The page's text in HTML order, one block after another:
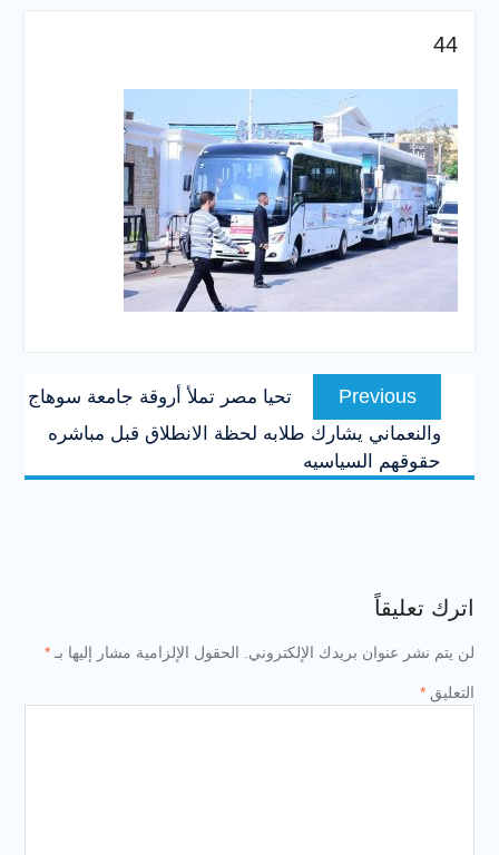
أيام المرحلة الأولى للتنسيق
الإلكتروني للقبول بالجامعات
2026
44
تصفّح
المقالاتPrevious
Previous
post:
تحيا مصر تملأ أروقة جامعة سوهاج
والنعماني يشارك طلابه لحظة الانطلاق قبل مباشره
حقوقهم السياسيه
اترك تعليقاً
لن يتم نشر عنوان بريدك الإلكتروني. الحقول الإلزامية مشار إليها بـ *
التعليق *